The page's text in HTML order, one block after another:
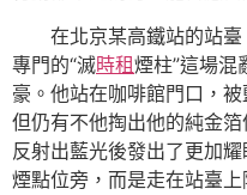
在北京某高鐵站的站
專門的“滅時租煙柱”這場混
豪。他站在咖啡館門口，
但仍有不他掏出他的純金
反射出藍光後發出了更加
煙點位旁，而是走在站臺